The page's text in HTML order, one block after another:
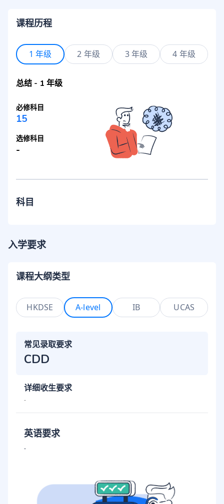
课程历程
1 年级 2 年级 3 年级 4 年级
总结 - 1 年级
必修科目
15
选修科目
-
科目
入学要求
课程大纲类型
HKDSE A-level IB UCAS
常见录取要求
CDD
详细收生要求
-
英语要求
-